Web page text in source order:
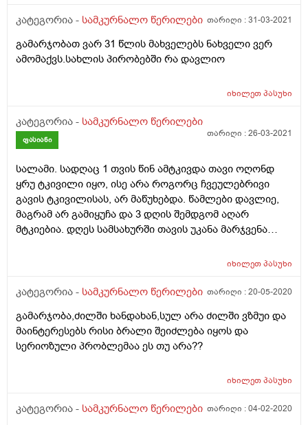
დავბრუნდი და ამჯერად გადავწყვიტე, რომ ისე
დაბრუნება მდომოდა არ მივეღე და გზა
გამეგრძელებინა მომავლისკენ. ძაან დიდი
მიუხედავად, რომ ძალიან მიყვარდა და ერთადერთი
ვარ. დდ იტოქში, ჩავსვარე ყველაფერში, მაგრამ ახლა
ჩამოვშორდით ერთმანეთს და ერთმანეთის გარეშე
კატეგორია - სამკურნალო წერილები თარიღი :31-03-2021
გამარჯობათ ვარ 31 წლის მახველებს ნახველი ვერ
ამომაქვს.სახლის პირობებში რა დავლიო
იხილეთპასუხი
კატეგორია - სამკურნალო წერილები
ფასიანი
თარიღი :26-03-2021
სალამი. სადღაც 1 თვის წინ ამტკივდა თავი ოღონდ
ყრუ ტკივილი იყო, ისე არა როგორც ჩვეულებრივი
გავის ტკივილისას, არ მაწუხებდა. წამლები დავლიე,
მაგრამ არ გამიყუჩა და 3 დღის შემდგომ აღარ
მტკიებია. დღეს სამსახურში თავის უკანა მარჯვენა
დავლიე იბუპროფენი, გამიარა, თუმცა საღამოს
გაითვალუსწინეთ, რომ თვე ნახევრის წინ იყავი
სისხლის საერთოდ ავიღე, ყველაფერი წესრიგში იყო.
ასევე გაითვალისწინეთ, რომ მტკივა ხოლმე სიბრძნის
კბილი მარჯვენა მხარეს. ეს თავის ტკივილები რისი
იხილეთპასუხი
კატეგორია - სამკურნალო წერილები თარიღი :20-05-2020
გამარჯობა,ძილში ხანდახან,სულ არა ძილში ვზმუი და
მაინტერესებს რისი ბრალი შეიძლება იყოს და
სერიოზული პრობლემაა ეს თუ არა??
იხილეთპასუხი
კატეგორია - სამკურნალო წერილები თარიღი :04-02-2020